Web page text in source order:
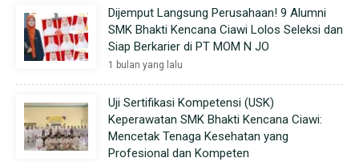
Dijemput Langsung Perusahaan! 9 Alumni
SMK Bhakti Kencana Ciawi Lolos Seleksi dan
Siap Berkarier di PT MOM N JO
1 bulan yang lalu
Uji Sertifikasi Kompetensi (USK)
Keperawatan SMK Bhakti Kencana Ciawi:
Mencetak Tenaga Kesehatan yang
Profesional dan Kompeten